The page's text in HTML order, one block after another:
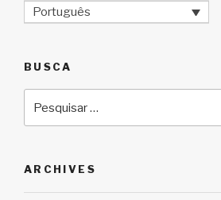
Português
BUSCA
por:
ARCHIVES